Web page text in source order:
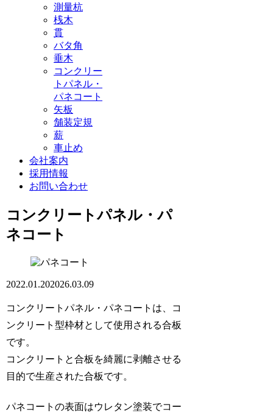
測量杭
桟木
貫
バタ角
垂木
コンクリー
トパネル・
パネコート
矢板
舗装定規
薪
車止め
会社案内
採用情報
お問い合わせ
コンクリートパネル・パ
ネコート
2022.01.202026.03.09
コンクリートパネル・パネコートは、コ
ンクリート型枠材として使用される合板
です。
コンクリートと合板を綺麗に剥離させる
目的で生産された合板です。
パネコートの表面はウレタン塗装でコー